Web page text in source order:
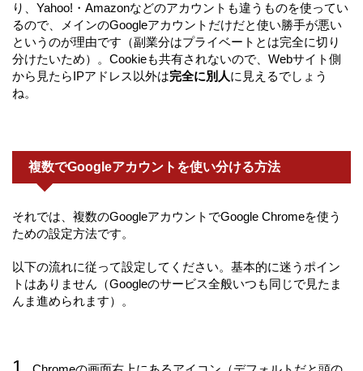
り、Yahoo!・Amazonなどのアカウントも違うものを使ってい
るので、メインのGoogleアカウントだけだと使い勝手が悪い
というのが理由です（副業分はプライベートとは完全に切り
分けたいため）。Cookieも共有されないので、Webサイト側
から見たらIPアドレス以外は完全に別人に見えるでしょう
ね。
複数でGoogleアカウントを使い分ける方法
それでは、複数のGoogleアカウントでGoogle Chromeを使う
ための設定方法です。
以下の流れに従って設定してください。基本的に迷うポイン
トはありません（Googleのサービス全般いつも同じで見たま
んま進められます）。